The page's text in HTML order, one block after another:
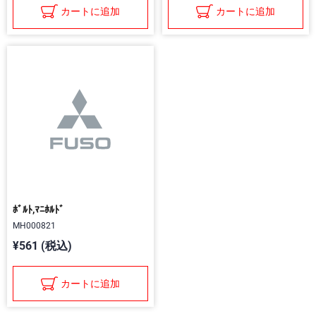
カートに追加 カートに追加
ﾎﾞﾙﾄ,ﾏﾆﾎﾙﾄﾞ
MH000821
¥561 (税込)
カートに追加